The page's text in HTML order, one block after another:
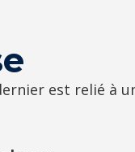
est relié à